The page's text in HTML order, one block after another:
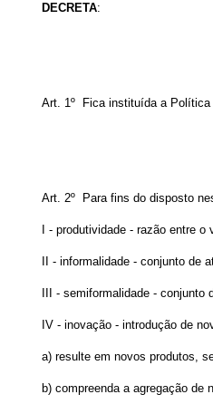
DECRETA:
Art. 1º Fica instituída a Política
Art. 2º Para fins do disposto
I - produtividade - razão entre
II - informalidade - conjunto de
III - semiformalidade -
IV - inovação - introdução de
a) resulte em novos produtos,
b) compreenda a agregação